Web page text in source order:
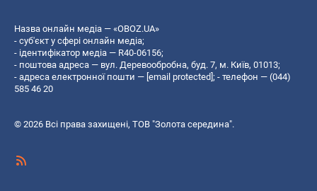
Назва онлайн медіа — «OBOZ.UA»
- суб'єкт у сфері онлайн медіа;
- ідентифікатор медіа — R40-06156;
- поштова адреса — вул. Деревообробна, буд. 7, м. Київ, 01013;
- адреса електронної пошти — [email protected] ; - телефон — (044)
585 46 20
© 2026 Всі права захищені, ТОВ "Золота середина".